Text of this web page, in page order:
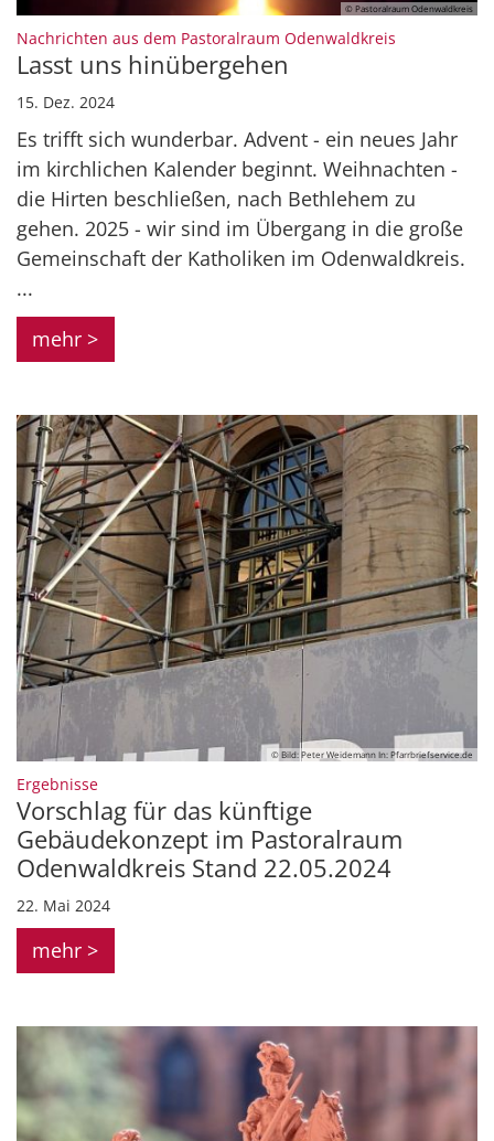
© Pastoralraum Odenwaldkreis
Nachrichten aus dem Pastoralraum Odenwaldkreis
Lasst uns hinübergehen
15. Dez. 2024
Es trifft sich wunderbar. Advent - ein neues Jahr
im kirchlichen Kalender beginnt. Weihnachten -
die Hirten beschließen, nach Bethlehem zu
gehen. 2025 - wir sind im Übergang in die große
Gemeinschaft der Katholiken im Odenwaldkreis.
...
mehr >
© Bild: Peter Weidemann In: Pfarrbriefservice.de
Ergebnisse:
Vorschlag für das künftige
Gebäudekonzept im Pastoralraum
Odenwaldkreis Stand 22.05.2024
22. Mai 2024
mehr >